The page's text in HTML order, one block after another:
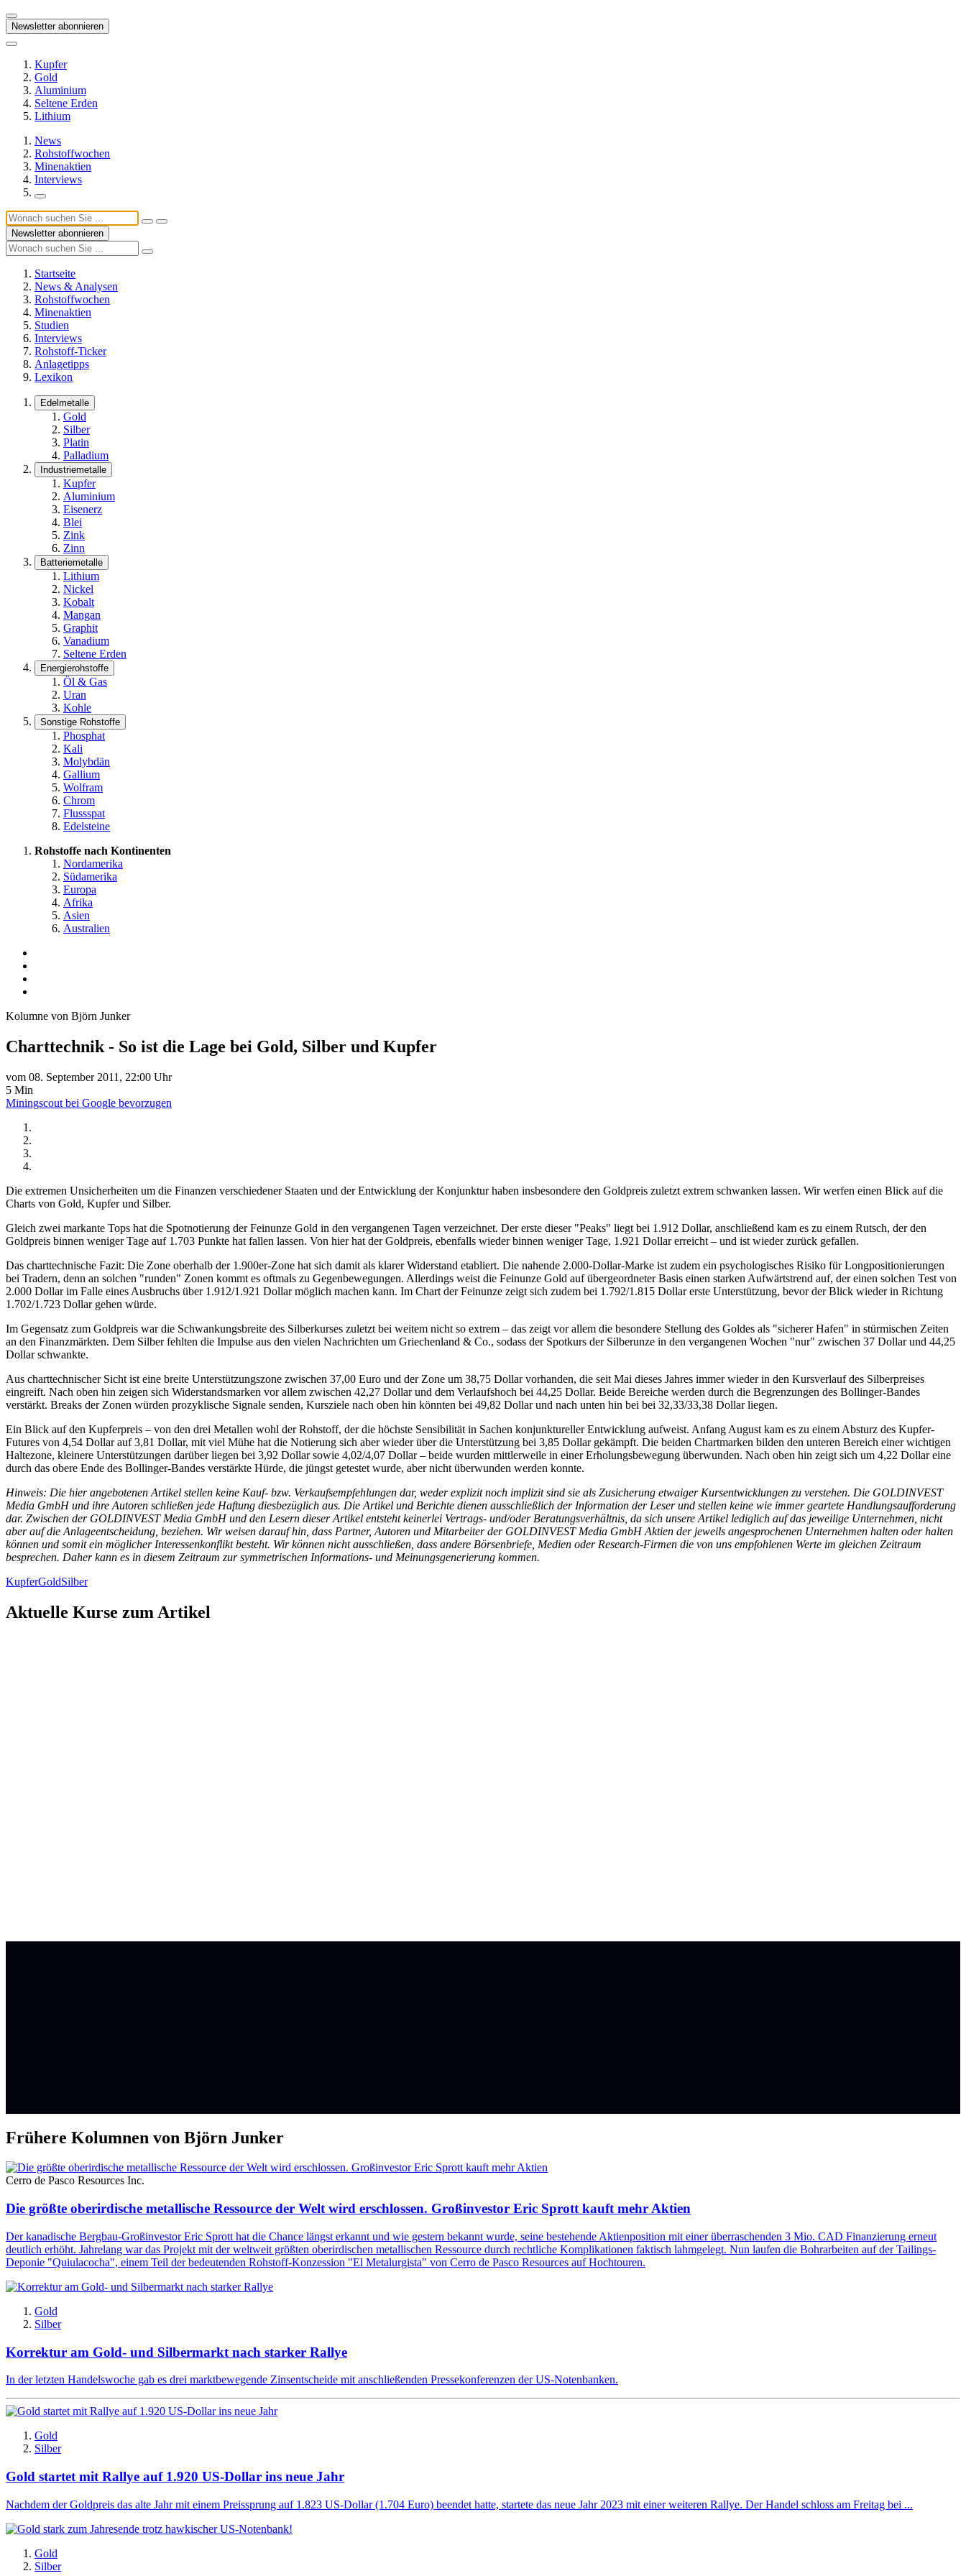
Newsletter abonnieren
Kupfer
Gold
Aluminium
Seltene Erden
Lithium
News
Rohstoffwochen
Minenaktien
Interviews
Newsletter abonnieren
Startseite
News & Analysen
Rohstoffwochen
Minenaktien
Studien
Interviews
Rohstoff-Ticker
Anlagetipps
Lexikon
Edelmetalle
Gold
Silber
Platin
Palladium
Industriemetalle
Kupfer
Aluminium
Eisenerz
Blei
Zink
Zinn
Batteriemetalle
Lithium
Nickel
Kobalt
Mangan
Graphit
Vanadium
Seltene Erden
Energierohstoffe
Öl & Gas
Uran
Kohle
Sonstige Rohstoffe
Phosphat
Kali
Molybdän
Gallium
Wolfram
Chrom
Flussspat
Edelsteine
Rohstoffe nach Kontinenten
Nordamerika
Südamerika
Europa
Afrika
Asien
Australien
Kolumne von Björn Junker
Charttechnik - So ist die Lage bei Gold, Silber und Kupfer
vom 08. September 2011, 22:00 Uhr
5 Min
Miningscout bei Google bevorzugen
Die extremen Unsicherheiten um die Finanzen verschiedener Staaten und der Entwicklung der Konjunktur haben insbesondere den Goldpreis zuletzt extrem schwanken lassen. Wir werfen einen Blick auf die
Charts von Gold, Kupfer und Silber.
Gleich zwei markante Tops hat die Spotnotierung der Feinunze Gold in den vergangenen Tagen verzeichnet. Der erste dieser "Peaks" liegt bei 1.912 Dollar, anschließend kam es zu einem Rutsch, der den
Goldpreis binnen weniger Tage auf 1.703 Punkte hat fallen lassen. Von hier hat der Goldpreis, ebenfalls wieder binnen weniger Tage, 1.921 Dollar erreicht – und ist wieder zurück gefallen.
Das charttechnische Fazit: Die Zone oberhalb der 1.900er-Zone hat sich damit als klarer Widerstand etabliert. Die nahende 2.000-Dollar-Marke ist zudem ein psychologisches Risiko für Longpositionierungen
bei Tradern, denn an solchen "runden" Zonen kommt es oftmals zu Gegenbewegungen. Allerdings weist die Feinunze Gold auf übergeordneter Basis einen starken Aufwärtstrend auf, der einen solchen Test von
2.000 Dollar im Falle eines Ausbruchs über 1.912/1.921 Dollar möglich machen kann. Im Chart der Feinunze zeigt sich zudem bei 1.792/1.815 Dollar erste Unterstützung, bevor der Blick wieder in Richtung
1.702/1.723 Dollar gehen würde.
Im Gegensatz zum Goldpreis war die Schwankungsbreite des Silberkurses zuletzt bei weitem nicht so extrem – das zeigt vor allem die besondere Stellung des Goldes als "sicherer Hafen" in stürmischen Zeiten
an den Finanzmärkten. Dem Silber fehlten die Impulse aus den vielen Nachrichten um Griechenland & Co., sodass der Spotkurs der Silberunze in den vergangenen Wochen "nur" zwischen 37 Dollar und 44,25
Dollar schwankte.
Aus charttechnischer Sicht ist eine breite Unterstützungszone zwischen 37,00 Euro und der Zone um 38,75 Dollar vorhanden, die seit Mai dieses Jahres immer wieder in den Kursverlauf des Silberpreises
eingreift. Nach oben hin zeigen sich Widerstandsmarken vor allem zwischen 42,27 Dollar und dem Verlaufshoch bei 44,25 Dollar. Beide Bereiche werden durch die Begrenzungen des Bollinger-Bandes
verstärkt. Breaks der Zonen würden prozyklische Signale senden, Kursziele nach oben hin könnten bei 49,82 Dollar und nach unten hin bei bei 32,33/33,38 Dollar liegen.
Ein Blick auf den Kupferpreis – von den drei Metallen wohl der Rohstoff, der die höchste Sensibilität in Sachen konjunktureller Entwicklung aufweist. Anfang August kam es zu einem Absturz des Kupfer-
Futures von 4,54 Dollar auf 3,81 Dollar, mit viel Mühe hat die Notierung sich aber wieder über die Unterstützung bei 3,85 Dollar gekämpft. Die beiden Chartmarken bilden den unteren Bereich einer wichtigen
Haltezone, kleinere Unterstützungen darüber liegen bei 3,92 Dollar sowie 4,02/4,07 Dollar – beide wurden mittlerweile in einer Erholungsbewegung überwunden. Nach oben hin zeigt sich um 4,22 Dollar eine
durch das obere Ende des Bollinger-Bandes verstärkte Hürde, die jüngst getestet wurde, aber nicht überwunden werden konnte.
Hinweis: Die hier angebotenen Artikel stellen keine Kauf- bzw. Verkaufsempfehlungen dar, weder explizit noch implizit sind sie als Zusicherung etwaiger Kursentwicklungen zu verstehen. Die GOLDINVEST
Media GmbH und ihre Autoren schließen jede Haftung diesbezüglich aus. Die Artikel und Berichte dienen ausschließlich der Information der Leser und stellen keine wie immer geartete Handlungsaufforderung
dar. Zwischen der GOLDINVEST Media GmbH und den Lesern dieser Artikel entsteht keinerlei Vertrags- und/oder Beratungsverhältnis, da sich unsere Artikel lediglich auf das jeweilige Unternehmen, nicht
aber auf die Anlageentscheidung, beziehen. Wir weisen darauf hin, dass Partner, Autoren und Mitarbeiter der GOLDINVEST Media GmbH Aktien der jeweils angesprochenen Unternehmen halten oder halten
können und somit ein möglicher Interessenkonflikt besteht. Wir können nicht ausschließen, dass andere Börsenbriefe, Medien oder Research-Firmen die von uns empfohlenen Werte im gleichen Zeitraum
besprechen. Daher kann es in diesem Zeitraum zur symmetrischen Informations- und Meinungsgenerierung kommen.
KupferGoldSilber
Aktuelle Kurse zum Artikel
Frühere Kolumnen von Björn Junker
Cerro de Pasco Resources Inc.
Die größte oberirdische metallische Ressource der Welt wird erschlossen. Großinvestor Eric Sprott kauft mehr Aktien
Der kanadische Bergbau-Großinvestor Eric Sprott hat die Chance längst erkannt und wie gestern bekannt wurde, seine bestehende Aktienposition mit einer überraschenden 3 Mio. CAD Finanzierung erneut
deutlich erhöht. Jahrelang war das Projekt mit der weltweit größten oberirdischen metallischen Ressource durch rechtliche Komplikationen faktisch lahmgelegt. Nun laufen die Bohrarbeiten auf der Tailings-
Deponie "Quiulacocha", einem Teil der bedeutenden Rohstoff-Konzession "El Metalurgista" von Cerro de Pasco Resources auf Hochtouren.
Gold
Silber
Korrektur am Gold- und Silbermarkt nach starker Rallye
In der letzten Handelswoche gab es drei marktbewegende Zinsentscheide mit anschließenden Pressekonferenzen der US-Notenbanken.
Gold
Silber
Gold startet mit Rallye auf 1.920 US-Dollar ins neue Jahr
Nachdem der Goldpreis das alte Jahr mit einem Preissprung auf 1.823 US-Dollar (1.704 Euro) beendet hatte, startete das neue Jahr 2023 mit einer weiteren Rallye. Der Handel schloss am Freitag bei ...
Gold
Silber